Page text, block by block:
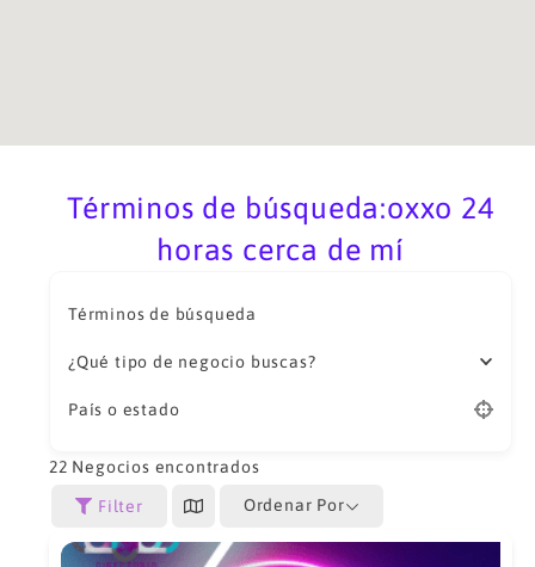
Términos de búsqueda:oxxo 24
horas cerca de mí
Términos de búsqueda
¿Qué tipo de negocio buscas?
País o estado
22 Negocios encontrados
Filter Ordenar Por